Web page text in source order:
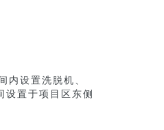
设置洗脱机、
置于项目区东侧